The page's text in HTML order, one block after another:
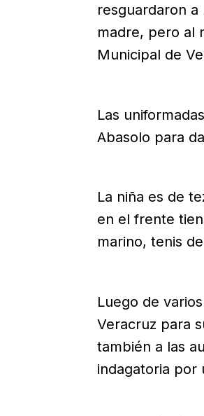
resguardaron a
madre, pero al
Municipal de
Las
Abasolo para
La niña es de
en el frente
marino, tenis
Luego de
Veracruz para
también a las
indagatoria por